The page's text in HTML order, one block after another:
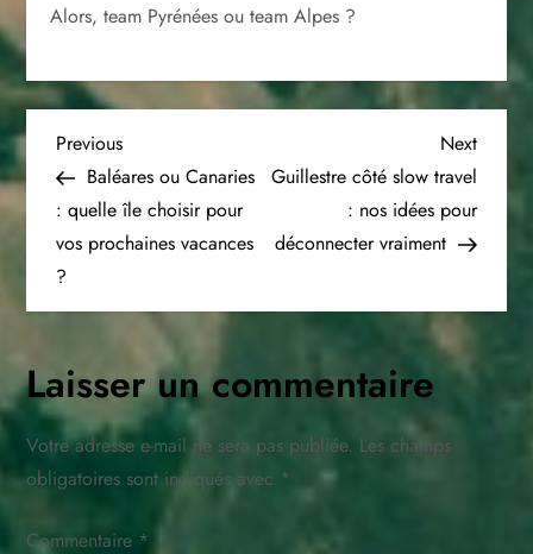
Alors, team Pyrénées ou team Alpes ?
N
a
v
i
g
a
t
Previous
Post
Previous
Baléares ou Canaries
: quelle île choisir pour
vos prochaines vacances
?
Next
Post
Next
Guillestre côté slow travel
: nos idées pour
déconnecter vraiment
Laisser un commentaire
Votre adresse e-mail ne sera pas publiée. Les champs
obligatoires sont indiqués avec *
Commentaire *